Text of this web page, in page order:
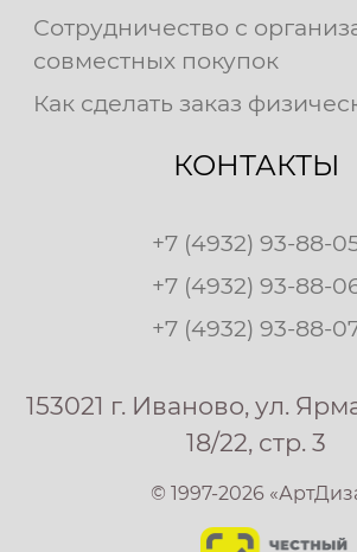
Сотрудничество с
совместных покупок
Как сделать заказ
КОНТАКТЫ
+7 (4932) 93-88-
+7 (4932) 93-88-
+7 (4932) 93-88-
153021 г. Иваново, ул.
18/22, стр. 3
© 1997-2026